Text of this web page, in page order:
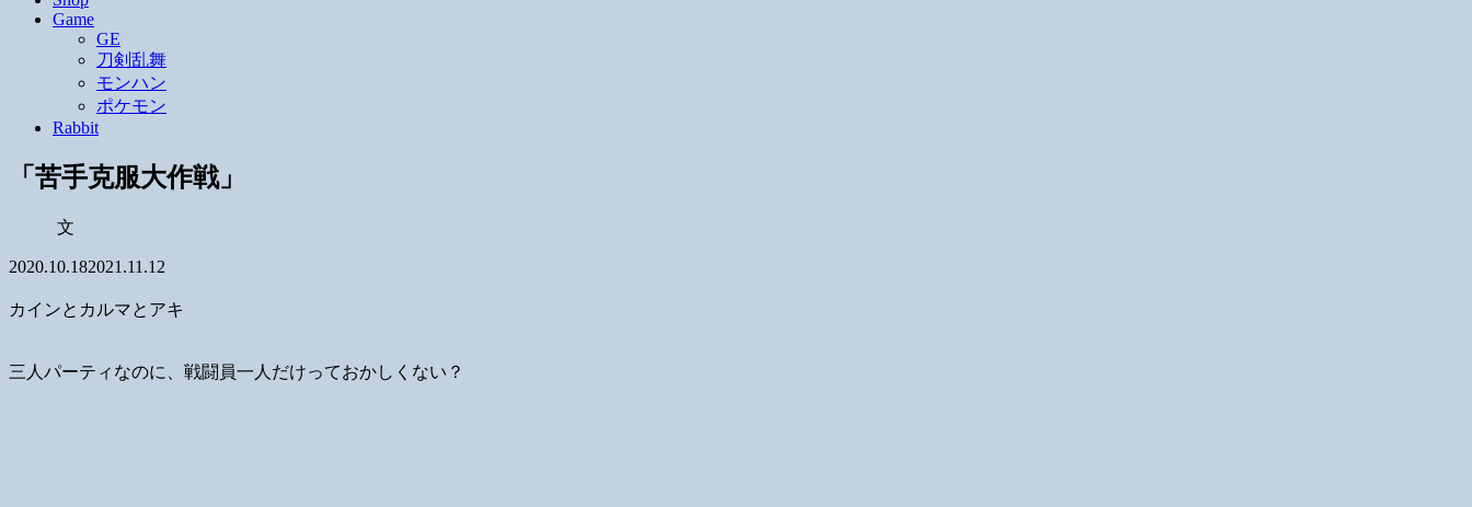
Game
GE
刀剣乱舞
モンハン
ポケモン
Rabbit
「苦手克服大作戦」
文
2020.10.182021.11.12
カインとカルマとアキ
三人パーティなのに、戦闘員一人だけっておかしくない？